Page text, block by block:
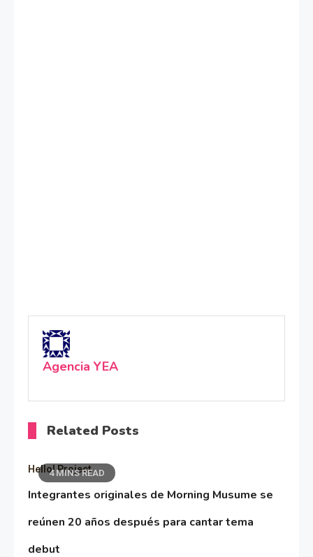
Agencia YEA
Related Posts
4 MINS READ
Hello! Project
Integrantes originales de Morning Musume se
reúnen 20 años después para cantar tema
debut